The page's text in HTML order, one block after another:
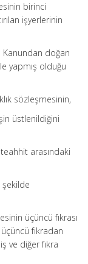
birinci
işyerlerinin
Kanundan doğan
yapmış olduğu
sözleşmesinin,
üstlenildiğini
arasındaki
üçüncü fıkrası
fıkradan
ve diğer fıkra